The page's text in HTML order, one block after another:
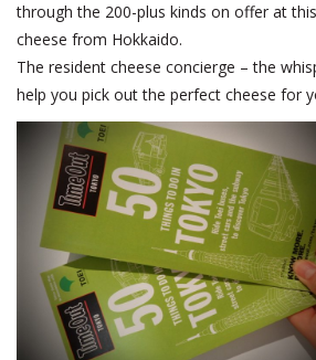
through the 200-plus kinds on offer at
cheese from Hokkaido.
The resident cheese concierge – the
help you pick out the perfect cheese for